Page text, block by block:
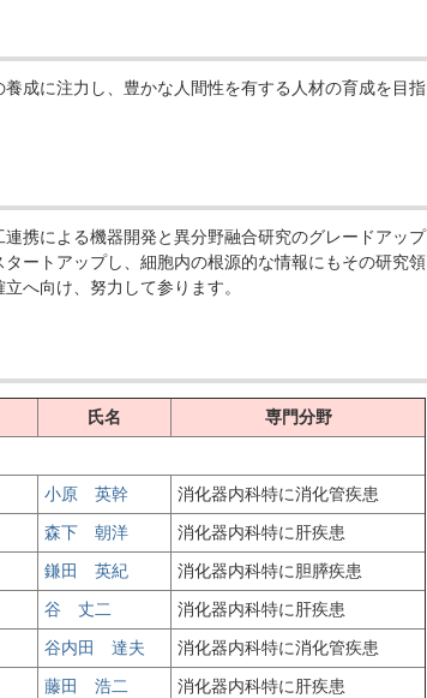
成に注力し、豊かな人間性を有する人材の育成を目指
携による機器開発と異分野融合研究のグレードアップ
ートアップし、細胞内の根源的な情報にもその研究領
へ向け、努力して参ります。
氏名
専門分野
小原 英幹
消化器内科特に消化管疾患
森下 朝洋
消化器内科特に肝疾患
鎌田 英紀
消化器内科特に胆膵疾患
谷 丈二
消化器内科特に肝疾患
谷内田 達夫
消化器内科特に消化管疾患
藤田 浩二
消化器内科特に肝疾患